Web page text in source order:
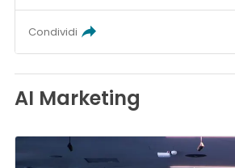
Condividi
AI Marketing